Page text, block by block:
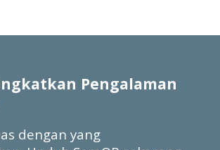
Pengalaman
dengan yang